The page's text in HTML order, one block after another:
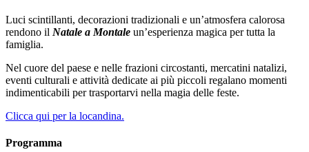
Luci scintillanti, decorazioni tradizionali e un’atmosfera calorosa
rendono il Natale a Montale un’esperienza magica per tutta la
famiglia.
Nel cuore del paese e nelle frazioni circostanti, mercatini natalizi,
eventi culturali e attività dedicate ai più piccoli regalano momenti
indimenticabili per trasportarvi nella magia delle feste.
Clicca qui per la locandina.
Programma